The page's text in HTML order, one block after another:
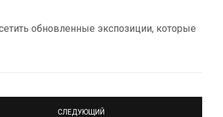
обновленные экспозиции, которые
СЛЕДУЮЩИЙ